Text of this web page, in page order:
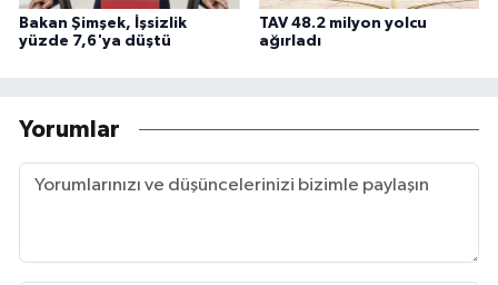
Bakan Şimşek, İşsizlik
yüzde 7,6'ya düştü
TAV 48.2 milyon yolcu
ağırladı
Yorumlar